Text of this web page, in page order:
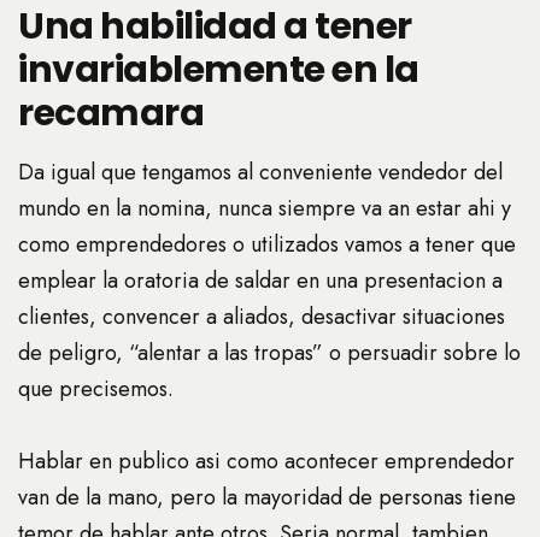
Una habilidad a tener
invariablemente en la
recamara
Da igual que tengamos al conveniente vendedor del
mundo en la nomina, nunca siempre va an estar ahi y
como emprendedores o utilizados vamos a tener que
emplear la oratoria de saldar en una presentacion a
clientes, convencer a aliados, desactivar situaciones
de peligro, “alentar a las tropas” o persuadir sobre lo
que precisemos.
Hablar en publico asi­ como acontecer emprendedor
van de la mano, pero la mayoridad de personas tiene